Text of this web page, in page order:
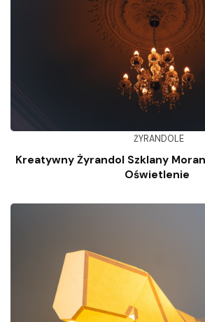
ŻYRANDOLE
Kreatywny Żyrandol Szklany
Oświetlenie